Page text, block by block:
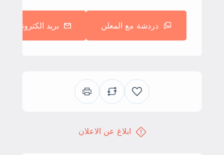
دردشة مع المعلن بريد الكتروني
ابلاغ عن الاعلان